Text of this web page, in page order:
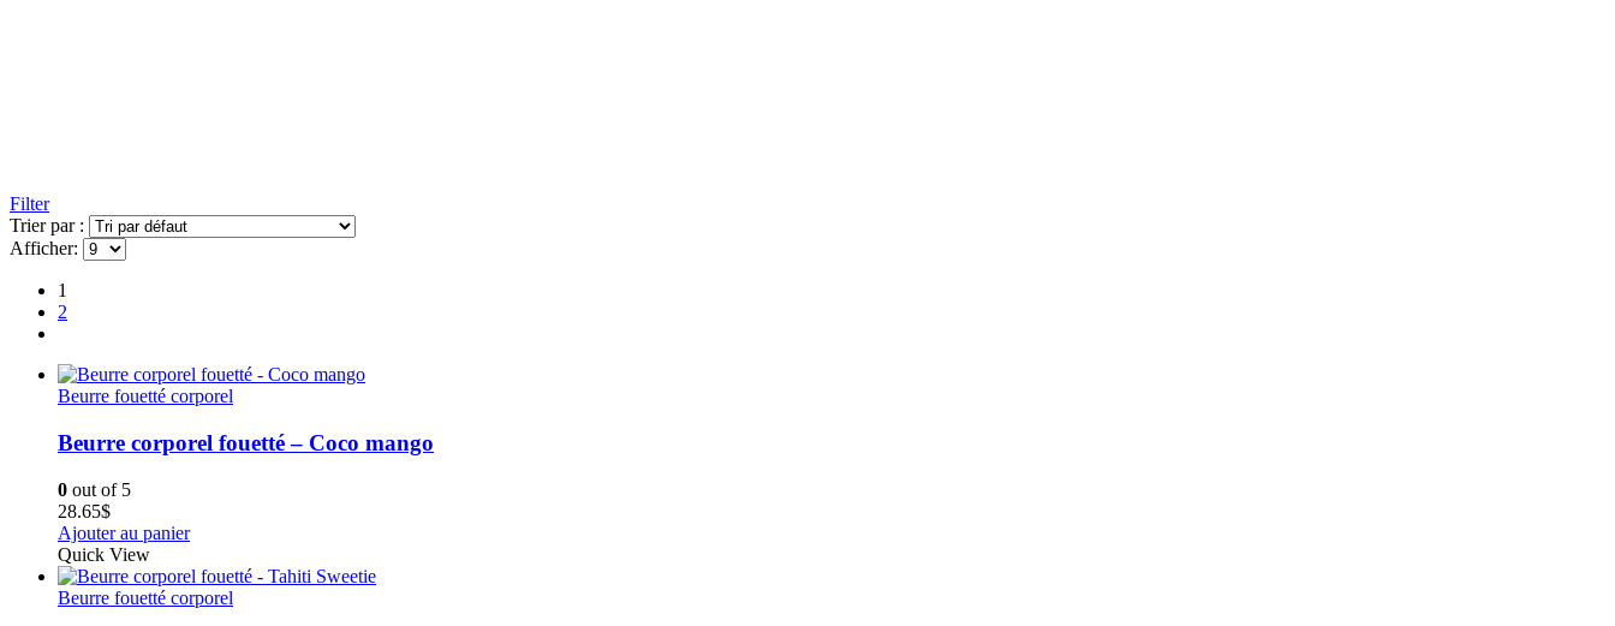
Filter
Trier par :
Afficher:
1
2
Beurre fouetté corporel
Beurre corporel fouetté – Coco mango
0 out of 5
28.65$
Ajouter au panier
Quick View
Beurre fouetté corporel